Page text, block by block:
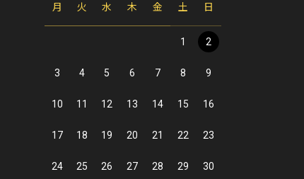
月 火 水 木 金 土 日
1 2
3 4 5 6 7 8 9
10 11 12 13 14 15 16
17 18 19 20 21 22 23
24 25 26 27 28 29 30